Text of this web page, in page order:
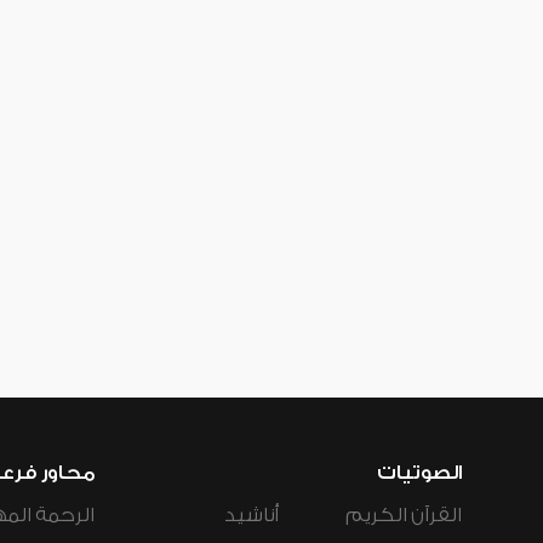
الصوتيات
القرآن الكريم
أناشيد
محاور
الرحمة